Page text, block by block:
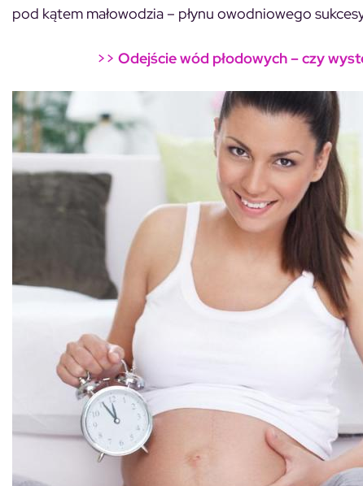
pod kątem małowodzia – płynu owodniowego
>> Odejście wód płodowych – czy